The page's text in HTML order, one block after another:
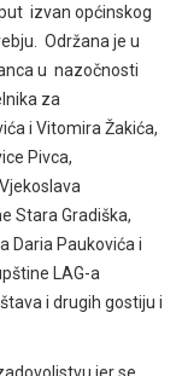
izvan općinskog
Održana je u
u nazočnosti
za
i Vitomira Žakića,
Pivca,
Stara Gradiška,
Daria Paukovića i
LAG-a
i drugih gostiju i